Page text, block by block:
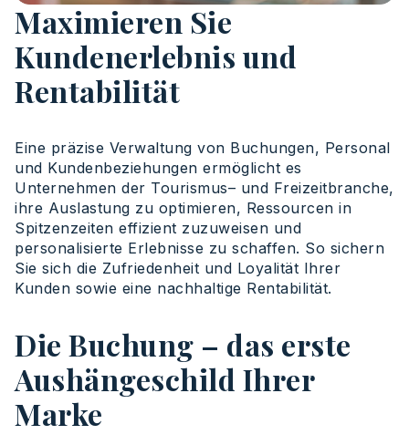
Maximieren Sie
Kundenerlebnis und
Rentabilität
Eine präzise Verwaltung von Buchungen, Personal
und Kundenbeziehungen ermöglicht es
Unternehmen der Tourismus– und Freizeitbranche,
ihre Auslastung zu optimieren, Ressourcen in
Spitzenzeiten effizient zuzuweisen und
personalisierte Erlebnisse zu schaffen. So sichern
Sie sich die Zufriedenheit und Loyalität Ihrer
Kunden sowie eine nachhaltige Rentabilität.
Die Buchung – das erste
Aushängeschild Ihrer
Marke